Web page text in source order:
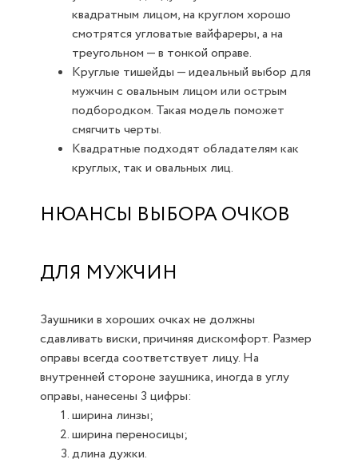
квадратным лицом, на круглом хорошо
смотрятся угловатые вайфареры, а на
треугольном — в тонкой оправе.
Круглые тишейды — идеальный выбор для
мужчин с овальным лицом или острым
подбородком. Такая модель поможет
смягчить черты.
Квадратные подходят обладателям как
круглых, так и овальных лиц.
НЮАНСЫ ВЫБОРА ОЧКОВ
ДЛЯ МУЖЧИН
Заушники в хороших очках не должны
сдавливать виски, причиняя дискомфорт. Размер
оправы всегда соответствует лицу. На
внутренней стороне заушника, иногда в углу
оправы, нанесены 3 цифры:
ширина линзы;
ширина переносицы;
длина дужки.